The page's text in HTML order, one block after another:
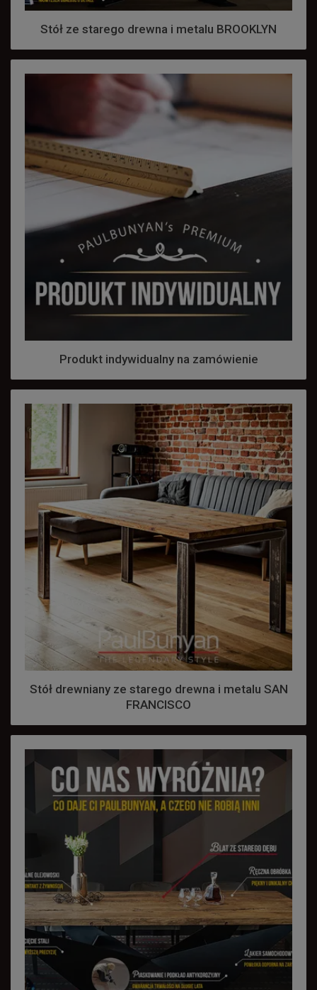
Stół ze starego drewna i metalu BROOKLYN
Produkt indywidualny na zamówienie
Stół drewniany ze starego drewna i metalu SAN
FRANCISCO